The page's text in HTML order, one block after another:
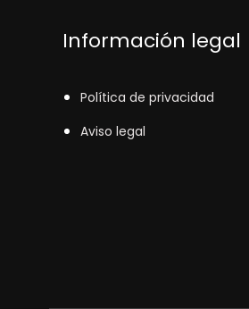
Información legal
Política de privacidad
Aviso legal